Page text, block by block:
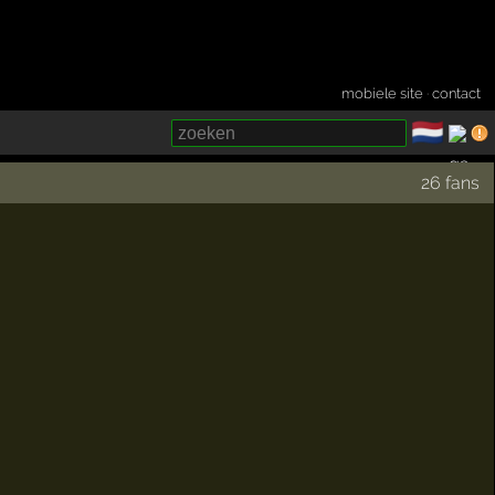
mobiele site ·contact
🇳🇱
26 fans